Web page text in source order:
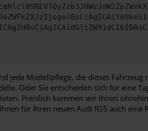
jede Modellpflege, die dieses Fahrzeug
Oder Sie entscheiden sich für eine
Preislich kommen wir Ihnen
für Ihren neuen Audi RS5 auch eine